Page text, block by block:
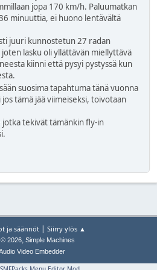
jopa 170 km/h. Paluumatkan
minuuttia, ei huono lentävältä
juuri kunnostetun 27 radan
lasku oli yllättävän miellyttävä
kiinni että pysyi pystyssä kun
suosima tapahtuma tänä vuonna
tämä jää viimeiseksi, toivotaan
tekivät tämänkin fly-in
ja säännöt | Siirry ylös ▲
2026, Simple Machines
Video Embedder